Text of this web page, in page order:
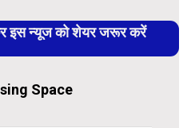
इस न्यूज को शेयर जरूर करें
Space